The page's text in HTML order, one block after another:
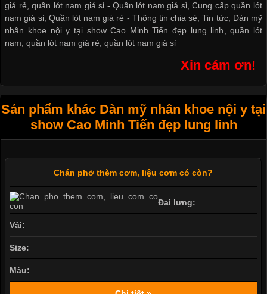
giá rẻ, quần lót nam giá sỉ - Quần lót nam giá sỉ,Cung cấp quần lót
nam giá sỉ, Quần lót nam giá rẻ - Thông tin chia sẻ,Tin tức, Dàn mỹ
nhân khoe nội y tại show Cao Minh Tiến đẹp lung linh,quần lót
nam,quần lót nam giá rẻ,quần lót nam giá sỉ
Xin cám ơn!
Sản phẩm khác Dàn mỹ nhân khoe nội y tại
show Cao Minh Tiến đẹp lung linh
Chán phở thèm cơm, liệu cơm có còn?
Đai lưng:
Vải:
Size:
Màu: